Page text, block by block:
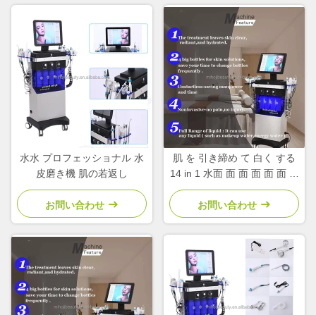
水水 プロフェッショナル 水
皮磨き機 肌の若返し
お問い合わせ
肌 を 引き締め て 白く する
14 in 1 水面 面 面 面 面 面 面
面 面 面 面 面 面 面 面 面 面
面 面 面 面 面 面 面 面 面 面
面 面 面 面 面 面 面 面 面 面
面 面 面 面
お問い合わせ